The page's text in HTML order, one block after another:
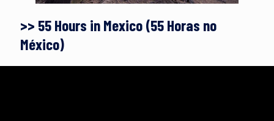
>> 55 Hours in Mexico (55 Horas no
México)